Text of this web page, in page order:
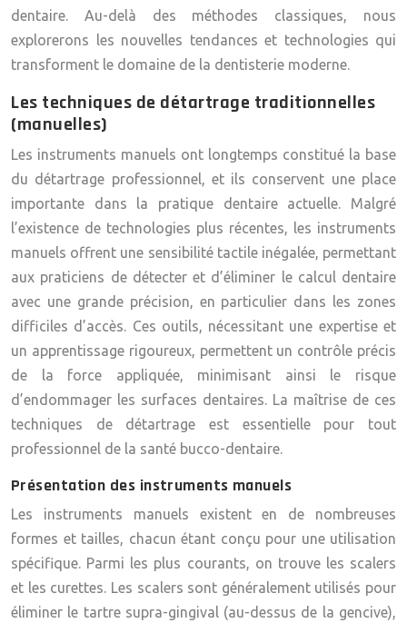
dentaire. Au-delà des méthodes classiques, nous
explorerons les nouvelles tendances et technologies qui
transforment le domaine de la dentisterie moderne.
Les techniques de détartrage traditionnelles
(manuelles)
Les instruments manuels ont longtemps constitué la base
du détartrage professionnel, et ils conservent une place
importante dans la pratique dentaire actuelle. Malgré
l’existence de technologies plus récentes, les instruments
manuels offrent une sensibilité tactile inégalée, permettant
aux praticiens de détecter et d’éliminer le calcul dentaire
avec une grande précision, en particulier dans les zones
difficiles d’accès. Ces outils, nécessitant une expertise et
un apprentissage rigoureux, permettent un contrôle précis
de la force appliquée, minimisant ainsi le risque
d’endommager les surfaces dentaires. La maîtrise de ces
techniques de détartrage est essentielle pour tout
professionnel de la santé bucco-dentaire.
Présentation des instruments manuels
Les instruments manuels existent en de nombreuses
formes et tailles, chacun étant conçu pour une utilisation
spécifique. Parmi les plus courants, on trouve les scalers
et les curettes. Les scalers sont généralement utilisés pour
éliminer le tartre supra-gingival (au-dessus de la gencive),